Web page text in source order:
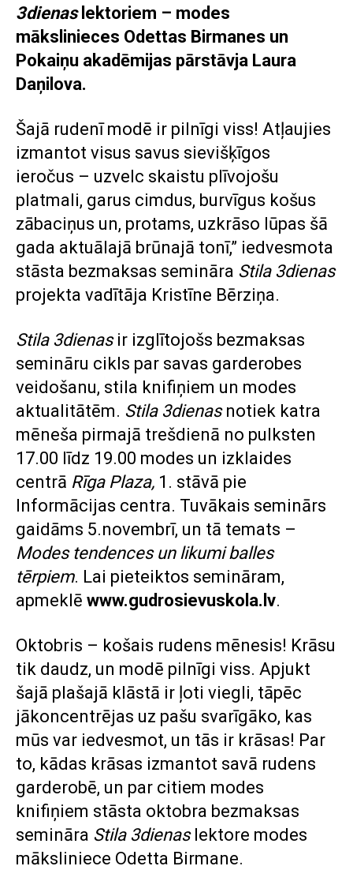
3dienaslektoriem – modes
mākslinieces Odettas Birmanes un
Pokaiņu akadēmijas pārstāvja Laura
Daņilova.
Šajā rudenī modē ir pilnīgi viss! Atļaujies
izmantot visus savus sievišķīgos
ieročus – uzvelc skaistu plīvojošu
platmali, garus cimdus, burvīgus košus
zābaciņus un, protams, uzkrāso lūpas šā
gada aktuālajā brūnajā tonī,” iedvesmota
stāsta bezmaksas semināra Stila 3dienas
projekta vadītāja Kristīne Bērziņa.
Stila 3dienasir izglītojošs bezmaksas
semināru cikls par savas garderobes
veidošanu, stila knifiņiem un modes
aktualitātēm. Stila 3dienasnotiek katra
mēneša pirmajā trešdienā no pulksten
17.00 līdz 19.00 modes un izklaides
centrā Rīga Plaza, 1. stāvā pie
Informācijas centra. Tuvākais seminārs
gaidāms 5.novembrī, un tā temats –
Modes tendences un likumi balles
tērpiem. Lai pieteiktos semināram,
apmeklē www.gudrosievuskola.lv.
Oktobris – košais rudens mēnesis! Krāsu
tik daudz, un modē pilnīgi viss. Apjukt
šajā plašajā klāstā ir ļoti viegli, tāpēc
jākoncentrējas uz pašu svarīgāko, kas
mūs var iedvesmot, un tās ir krāsas! Par
to, kādas krāsas izmantot savā rudens
garderobē, un par citiem modes
knifiņiem stāsta oktobra bezmaksas
semināra Stila 3dienas lektore modes
māksliniece Odetta Birmane.